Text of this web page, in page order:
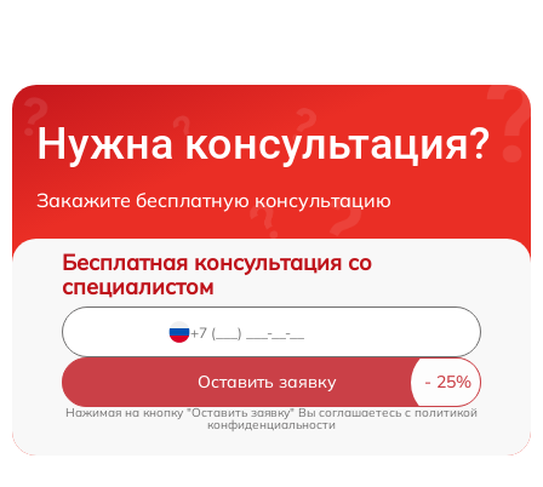
Нужна консультация?
Закажите бесплатную консультацию
Бесплатная консультация со
специалистом
Оставить заявку
Нажимая на кнопку "Оставить заявку" Вы соглашаетесь c политикой
конфиденциальности